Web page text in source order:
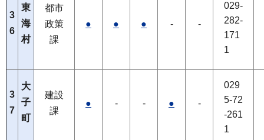
3
6
東
海
村
都市
政策
課
● ● ● - -
029-
282-
171
1
3
7
大
子
町
建設
課
● - - ● -
029
5-72
-261
1